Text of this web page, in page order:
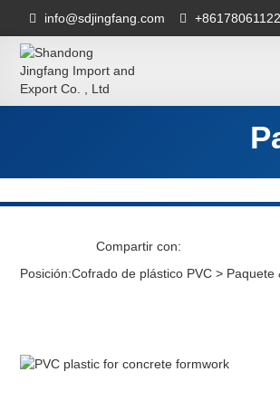
info@sdjingfang.com
Compartir con:
Posición:Cofrado de plástico PVC > Paquete